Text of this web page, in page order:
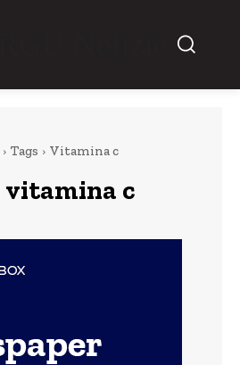
Tags Vitamina c
vitamina c